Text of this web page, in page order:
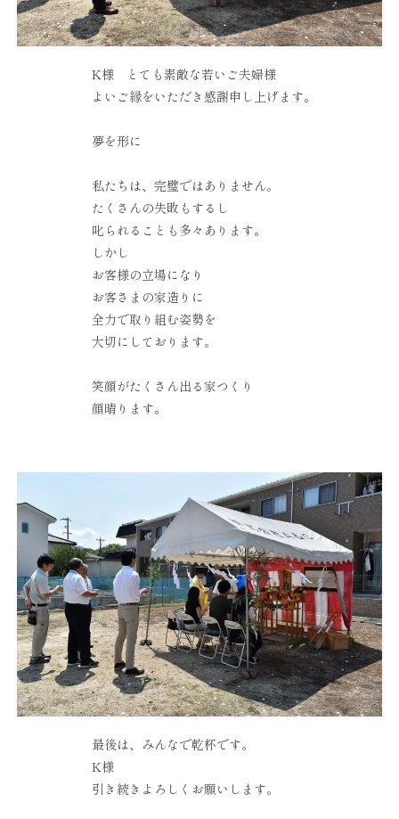
K様 とても素敵な若いご夫婦様
よいご縁をいただき感謝申し上げます。
夢を形に
私たちは、完璧ではありません。
たくさんの失敗もするし
叱られることも多々あります。
しかし
お客様の立場になり
お客さまの家造りに
全力で取り組む姿勢を
大切にしております。
笑顔がたくさん出る家つくり
顔晴ります。
最後は、みんなで乾杯です。
K様
引き続きよろしくお願いします。